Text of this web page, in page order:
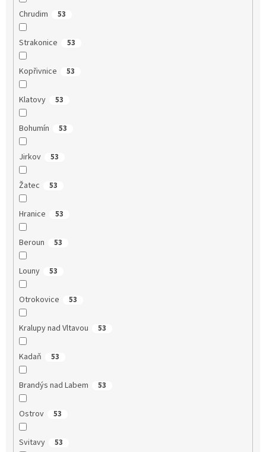
Chrudim 53
Strakonice 53
Kopřivnice 53
Klatovy 53
Bohumín 53
Jirkov 53
Žatec 53
Hranice 53
Beroun 53
Louny 53
Otrokovice 53
Kralupy nad Vltavou 53
Kadaň 53
Brandýs nad Labem 53
Ostrov 53
Svitavy 53